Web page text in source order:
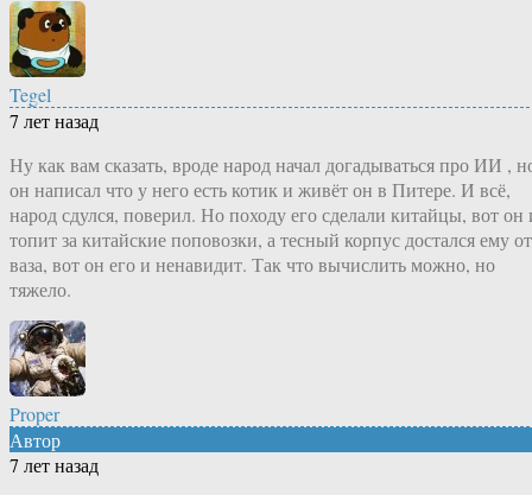
Tegel
7 лет назад
Ну как вам сказать, вроде народ начал догадываться про ИИ ,
он написал что у него есть котик и живёт он в Питере. И всё,
народ сдулся, поверил. Но походу его сделали китайцы, вот он
топит за китайские поповозки, а тесный корпус достался ему от
ваза, вот он его и ненавидит. Так что вычислить можно, но
тяжело.
Proper
Автор
7 лет назад